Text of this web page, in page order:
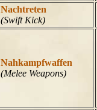
Nachtreten
(Swift Kick)
Nahkampfwaffen
(Melee Weapons)